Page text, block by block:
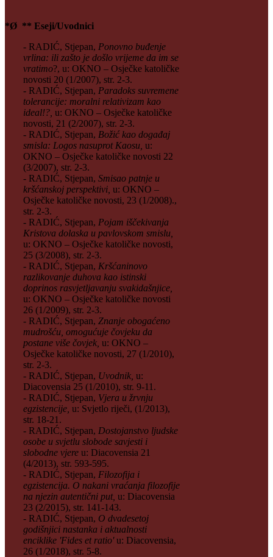
*Ø ** Eseji/Uvodnici
- RADIĆ, Stjepan, Ponovno buđenje
vrlina: ili zašto je došlo vrijeme da im se
vratimo?, u: OKNO – Osječke katoličke
novosti 20 (1/2007), str. 2-3.
- RADIĆ, Stjepan, Paradoks suvremene
tolerancije: moralni relativizam kao
ideal!?, u: OKNO – Osječke katoličke
novosti, 21 (2/2007), str. 2-3.
- RADIĆ, Stjepan, Božić kao događaj
smisla: Logos nasuprot Kaosu, u:
OKNO – Osječke katoličke novosti 22
(3/2007), str. 2-3.
- RADIĆ, Stjepan, Smisao patnje u
kršćanskoj perspektivi, u: OKNO –
Osječke katoličke novosti, 23 (1/2008).,
str. 2-3.
- RADIĆ, Stjepan, Pojam iščekivanja
Kristova dolaska u pavlovskom smislu,
u: OKNO – Osječke katoličke novosti,
25 (3/2008), str. 2-3.
- RADIĆ, Stjepan, Kršćaninovo
razlikovanje duhova kao istinski
doprinos rasvjetljavanju svakidašnjice,
u: OKNO – Osječke katoličke novosti
26 (1/2009), str. 2-3.
- RADIĆ, Stjepan, Znanje obogaćeno
mudrošću, omogućuje čovjeku da
postane više čovjek, u: OKNO –
Osječke katoličke novosti, 27 (1/2010),
str. 2-3.
- RADIĆ, Stjepan, Uvodnik, u:
Diacovensia 25 (1/2010), str. 9-11.
- RADIĆ, Stjepan, Vjera u žrvnju
egzistencije, u: Svjetlo riječi, (1/2013),
str. 18-21.
- RADIĆ, Stjepan, Dostojanstvo ljudske
osobe u svjetlu slobode savjesti i
slobodne vjere u: Diacovensia 21
(4/2013), str. 593-595.
- RADIĆ, Stjepan, Filozofija i
egzistencija. O nakani vraćanja filozofije
na njezin autentični put, u: Diacovensia
23 (2/2015), str. 141-143.
- RADIĆ, Stjepan, O dvadesetoj
godišnjici nastanka i aktualnosti
enciklike 'Fides et ratio'u: Diacovensia,
26 (1/2018), str. 5-8.